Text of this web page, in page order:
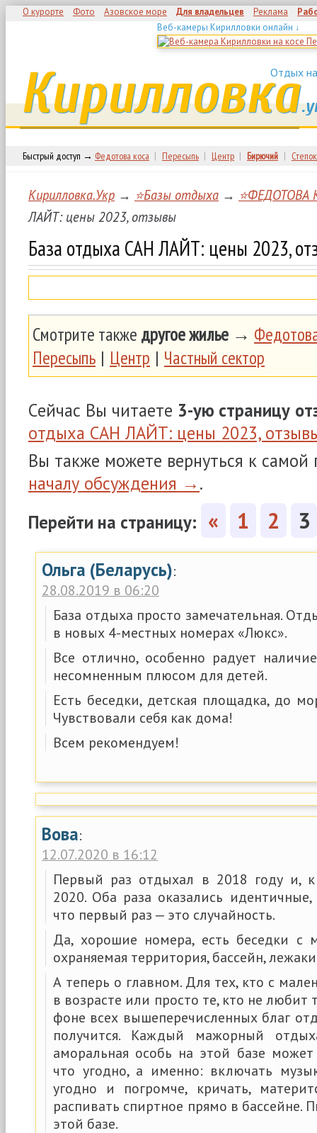
О курорте Фото Азовское море Для владельцев Реклама
Веб-камеры Кирилловки онлайн ↓
Отдых
Кирилловка
Быстрый доступ → Федотова коса | Пересыпь | Центр | Бирючий | Степок
Кирилловка.Укр → ⭐Базы отдыха → ⭐ФЕДОТОВА
ЛАЙТ: цены 2023, отзывы
База отдыха САН ЛАЙТ: цены 2023,
Смотрите также другое жилье →
Пересыпь | Центр | Частный сектор
Сейчас Вы читаете 3-ую страницу
отдыха САН ЛАЙТ: цены 2023,
Вы также можете вернуться к самой
началу обсуждения →.
Перейти на страницу: « 1 2 3
Ольга (Беларусь):
28.08.2019 в 06:20
База отдыха просто замечательная.
в новых 4-местных номерах «Люкс».
Все отлично, особенно радует
несомненным плюсом для детей.
Есть беседки, детская площадка, до
Чувствовали себя как дома!
Всем рекомендуем!
Вова:
12.07.2020 в 16:12
Первый раз отдыхал в 2018 году и,
2020. Оба раза оказались
что первый раз — это случайность.
Да, хорошие номера, есть беседки с
охраняемая территория, бассейн,
А теперь о главном. Для тех, кто с
в возрасте или просто те, кто не любит
фоне всех вышеперечисленных благ
получится. Каждый мажорный
аморальная особь на этой базе
что угодно, а именно: включать
угодно и погромче, кричать,
распивать спиртное прямо в бассейне.
этой базе.